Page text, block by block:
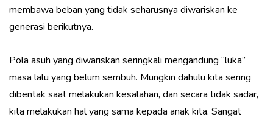
membawa beban yang tidak seharusnya diwariskan ke
generasi berikutnya.
Pola asuh yang diwariskan seringkali mengandung “luka”
masa lalu yang belum sembuh. Mungkin dahulu kita sering
dibentak saat melakukan kesalahan, dan secara tidak sadar,
kita melakukan hal yang sama kepada anak kita. Sangat